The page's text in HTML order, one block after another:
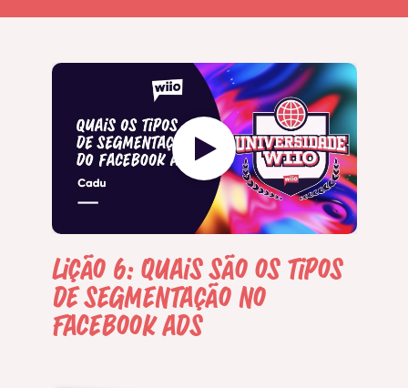
Lição 6: Quais são os tipos
de segmentação no
Facebook ads